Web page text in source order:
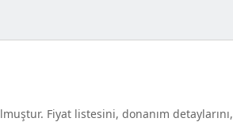
Fiyat listesini, donanım detaylarını,